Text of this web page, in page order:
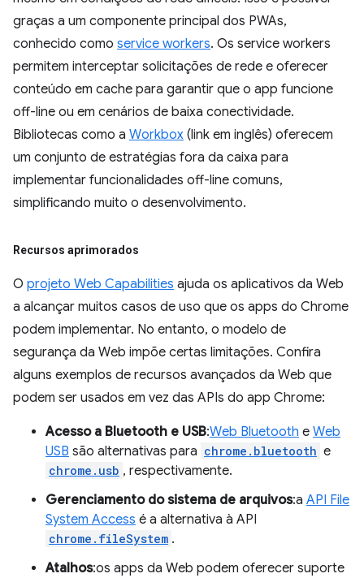
graças a um componente principal dos PWAs,
conhecido como service workers. Os service workers
permitem interceptar solicitações de rede e oferecer
conteúdo em cache para garantir que o app funcione
off-line ou em cenários de baixa conectividade.
Bibliotecas como a Workbox (link em inglês) oferecem
um conjunto de estratégias fora da caixa para
implementar funcionalidades off-line comuns,
simplificando muito o desenvolvimento.
Recursos aprimorados
O projeto Web Capabilities ajuda os aplicativos da Web
a alcançar muitos casos de uso que os apps do Chrome
podem implementar. No entanto, o modelo de
segurança da Web impõe certas limitações. Confira
alguns exemplos de recursos avançados da Web que
podem ser usados em vez das APIs do app Chrome:
Acesso a Bluetooth e USB:Web Bluetooth e Web
USB são alternativas para chrome.bluetooth e
chrome.usb , respectivamente.
Gerenciamento do sistema de arquivos:a API File
System Access é a alternativa à API
chrome.fileSystem .
Atalhos:os apps da Web podem oferecer suporte